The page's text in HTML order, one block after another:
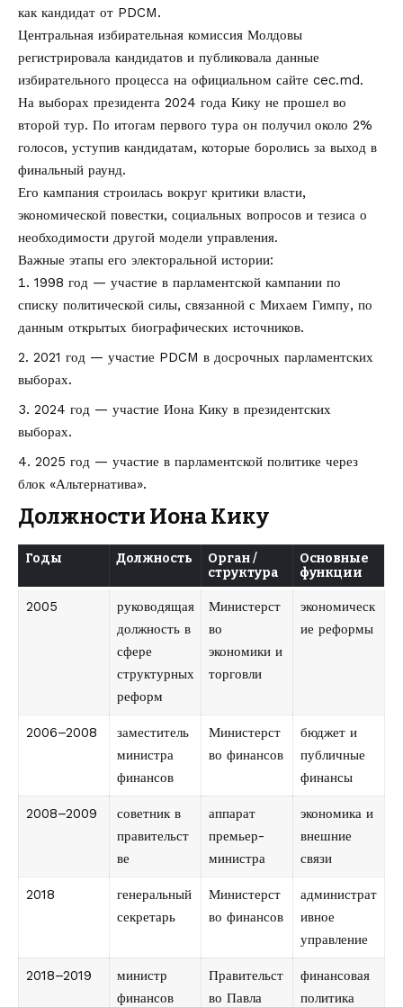
как кандидат от PDCM.
Центральная избирательная комиссия Молдовы
регистрировала кандидатов и публиковала данные
избирательного процесса на официальном сайте cec.md.
На выборах президента 2024 года Кику не прошел во
второй тур. По итогам первого тура он получил около 2%
голосов, уступив кандидатам, которые боролись за выход в
финальный раунд.
Его кампания строилась вокруг критики власти,
экономической повестки, социальных вопросов и тезиса о
необходимости другой модели управления.
Важные этапы его электоральной истории:
1998 год — участие в парламентской кампании по
списку политической силы, связанной с Михаем Гимпу, по
данным открытых биографических источников.
2021 год — участие PDCM в досрочных парламентских
выборах.
2024 год — участие Иона Кику в президентских
выборах.
2025 год — участие в парламентской политике через
блок «Альтернатива».
Должности Иона Кику
Годы Должность
Орган /
структура
Основные
функции
2005
руководящая
должность в
сфере
структурных
реформ
Министерст
во
экономики и
торговли
экономическ
ие реформы
2006–2008
заместитель
министра
финансов
Министерст
во финансов
бюджет и
публичные
финансы
2008–2009
советник в
правительст
ве
аппарат
премьер-
министра
экономика и
внешние
связи
2018
генеральный
секретарь
Министерст
во финансов
администрат
ивное
управление
2018–2019
министр
финансов
Правительст
во Павла
финансовая
политика